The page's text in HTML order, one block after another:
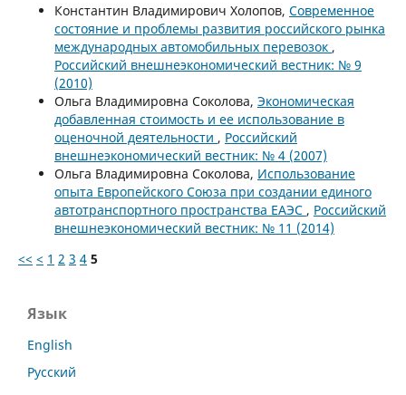
Константин Владимирович Холопов, Современное
состояние и проблемы развития российского рынка
международных автомобильных перевозок ,
Российский внешнеэкономический вестник: № 9
(2010)
Ольга Владимировна Соколова, Экономическая
добавленная стоимость и ее использование в
оценочной деятельности , Российский
внешнеэкономический вестник: № 4 (2007)
Ольга Владимировна Соколова, Использование
опыта Европейского Союза при создании единого
автотранспортного пространства ЕАЭС , Российский
внешнеэкономический вестник: № 11 (2014)
<< < 1 2 3 4 5
Язык
English
Русский